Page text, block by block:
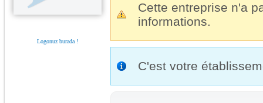
Logonuz burada !
Cette entreprise n'a
informations.
C'est votre